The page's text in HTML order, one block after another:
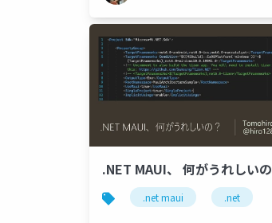
.NET MAUI、 何がうれしいの
.net maui .net